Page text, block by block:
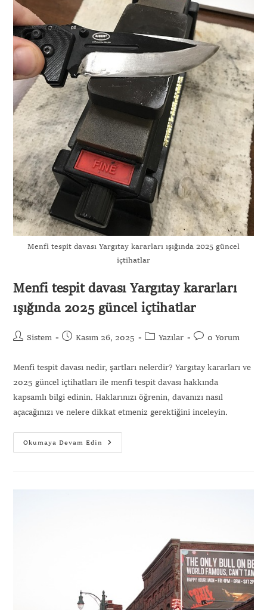
Menfi tespit davası Yargıtay kararları ışığında 2025 güncel
içtihatlar
Menfi tespit davası Yargıtay kararları
ışığında 2025 güncel içtihatlar
Sistem Kasım 26, 2025 Yazılar 0 Yorum
Menfi tespit davası nedir, şartları nelerdir? Yargıtay kararları ve
2025 güncel içtihatları ile menfi tespit davası hakkında
kapsamlı bilgi edinin. Haklarınızı öğrenin, davanızı nasıl
açacağınızı ve nelere dikkat etmeniz gerektiğini inceleyin.
Okumaya Devam Edin